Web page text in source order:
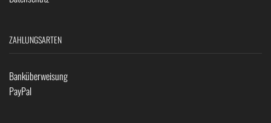
ZAHLUNGSARTEN
Banküberweisung
PayPal